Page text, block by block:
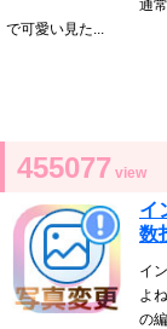
通
で可愛い見た...
455077 view
イ
数
イ
よ
の